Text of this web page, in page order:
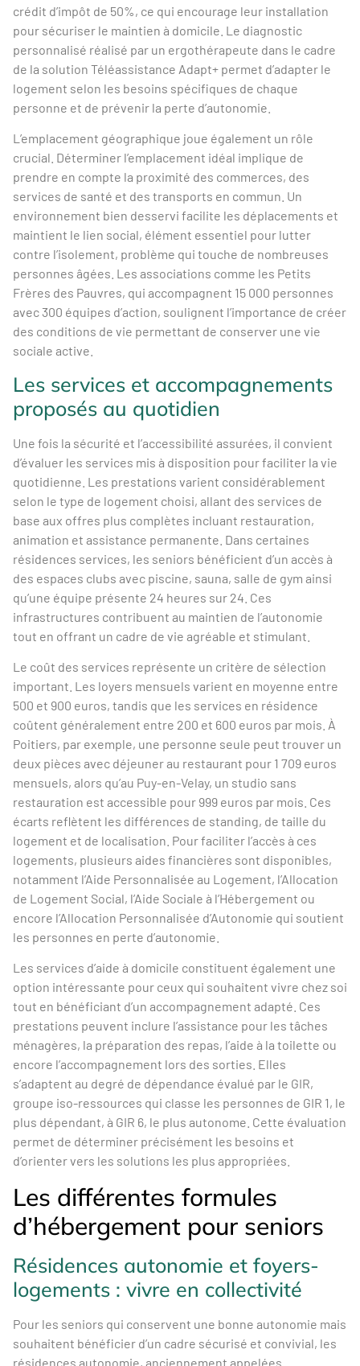
crédit d’impôt de 50%, ce qui encourage leur installation
pour sécuriser le maintien à domicile. Le diagnostic
personnalisé réalisé par un ergothérapeute dans le cadre
de la solution Téléassistance Adapt+ permet d’adapter le
logement selon les besoins spécifiques de chaque
personne et de prévenir la perte d’autonomie.
L’emplacement géographique joue également un rôle
crucial. Déterminer l’emplacement idéal implique de
prendre en compte la proximité des commerces, des
services de santé et des transports en commun. Un
environnement bien desservi facilite les déplacements et
maintient le lien social, élément essentiel pour lutter
contre l’isolement, problème qui touche de nombreuses
personnes âgées. Les associations comme les Petits
Frères des Pauvres, qui accompagnent 15 000 personnes
avec 300 équipes d’action, soulignent l’importance de créer
des conditions de vie permettant de conserver une vie
sociale active.
Les services et accompagnements
proposés au quotidien
Une fois la sécurité et l’accessibilité assurées, il convient
d’évaluer les services mis à disposition pour faciliter la vie
quotidienne. Les prestations varient considérablement
selon le type de logement choisi, allant des services de
base aux offres plus complètes incluant restauration,
animation et assistance permanente. Dans certaines
résidences services, les seniors bénéficient d’un accès à
des espaces clubs avec piscine, sauna, salle de gym ainsi
qu’une équipe présente 24 heures sur 24. Ces
infrastructures contribuent au maintien de l’autonomie
tout en offrant un cadre de vie agréable et stimulant.
Le coût des services représente un critère de sélection
important. Les loyers mensuels varient en moyenne entre
500 et 900 euros, tandis que les services en résidence
coûtent généralement entre 200 et 600 euros par mois. À
Poitiers, par exemple, une personne seule peut trouver un
deux pièces avec déjeuner au restaurant pour 1 709 euros
mensuels, alors qu’au Puy-en-Velay, un studio sans
restauration est accessible pour 999 euros par mois. Ces
écarts reflètent les différences de standing, de taille du
logement et de localisation. Pour faciliter l’accès à ces
logements, plusieurs aides financières sont disponibles,
notamment l’Aide Personnalisée au Logement, l’Allocation
de Logement Social, l’Aide Sociale à l’Hébergement ou
encore l’Allocation Personnalisée d’Autonomie qui soutient
les personnes en perte d’autonomie.
Les services d’aide à domicile constituent également une
option intéressante pour ceux qui souhaitent vivre chez soi
tout en bénéficiant d’un accompagnement adapté. Ces
prestations peuvent inclure l’assistance pour les tâches
ménagères, la préparation des repas, l’aide à la toilette ou
encore l’accompagnement lors des sorties. Elles
s’adaptent au degré de dépendance évalué par le GIR,
groupe iso-ressources qui classe les personnes de GIR 1, le
plus dépendant, à GIR 6, le plus autonome. Cette évaluation
permet de déterminer précisément les besoins et
d’orienter vers les solutions les plus appropriées.
Les différentes formules
d’hébergement pour seniors
Résidences autonomie et foyers-
logements : vivre en collectivité
Pour les seniors qui conservent une bonne autonomie mais
souhaitent bénéficier d’un cadre sécurisé et convivial, les
résidences autonomie, anciennement appelées